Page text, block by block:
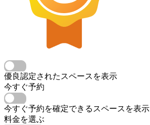
優良認定されたスペースを表示
今すぐ予約
今すぐ予約を確定できるスペースを表示
料金を選ぶ